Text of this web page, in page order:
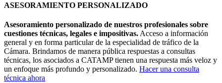
ASESORAMIENTO PERSONALIZADO
Asesoramiento personalizado de nuestros profesionales sobre
cuestiones técnicas, legales e impositivas. Acceso a información
general y en forma particular de la especialidad de tráfico de la
Cámara. Brindamos de manera pública respuestas a consultas
técnicas, los asociados a CATAMP tienen una respuesta más veloz y
un enfoque más profundo y personalizado. Hacer una consulta
técnica ahora